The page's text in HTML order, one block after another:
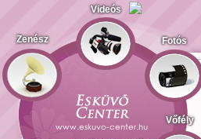
Zenész
Videós
Fotós
Vőfély